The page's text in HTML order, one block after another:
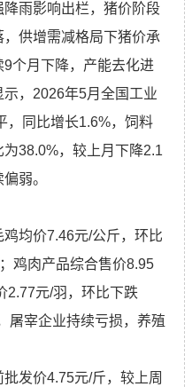
雨影响出栏，猪价阶段
供增需减格局下猪价承
个月下降，产能去化进
，2026年5月全国工业
，同比增长1.6%，饲料
38.0%，较上月下降2.1
弱。
均价7.46元/公斤，环比
鸡肉产品综合售价8.95
2.77元/羽，环比下跌
屠宰企业持续亏损，养殖
发价4.75元/斤，较上周